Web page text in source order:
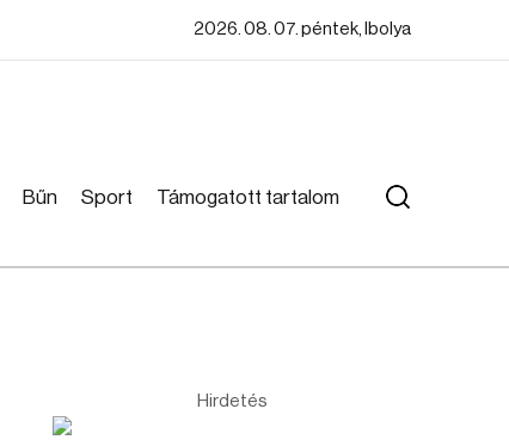
2026. 08. 07. péntek, Ibolya
Bűn Sport Támogatott tartalom
Hirdetés